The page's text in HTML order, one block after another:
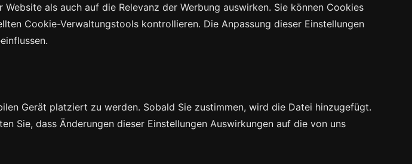
als auch auf die Relevanz der Werbung auswirken. Sie können Cookies
Cookie-Verwaltungstools kontrollieren. Die Anpassung dieser Einstellungen
Gerät platziert zu werden. Sobald Sie zustimmen, wird die Datei hinzugefügt.
Sie, dass Änderungen dieser Einstellungen Auswirkungen auf die von uns